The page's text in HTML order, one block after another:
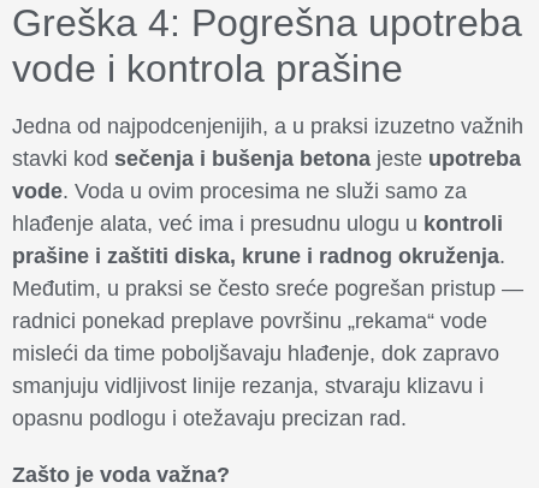
Greška 4: Pogrešna upotreba
vode i kontrola prašine
Jedna od najpodcenjenijih, a u praksi izuzetno važnih
stavki kod sečenja i bušenja betona jeste upotreba
vode. Voda u ovim procesima ne služi samo za
hlađenje alata, već ima i presudnu ulogu u kontroli
prašine i zaštiti diska, krune i radnog okruženja.
Međutim, u praksi se često sreće pogrešan pristup —
radnici ponekad preplave površinu „rekama“ vode
misleći da time poboljšavaju hlađenje, dok zapravo
smanjuju vidljivost linije rezanja, stvaraju klizavu i
opasnu podlogu i otežavaju precizan rad.
Zašto je voda važna?